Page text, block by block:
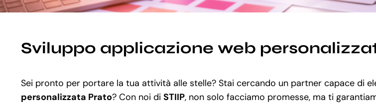
Sviluppo applicazione web
Sei pronto per portare la tua attività alle stelle? Stai cercando un partner capace di
personalizzata Prato? Con noi di STIIP, non solo facciamo promesse, ma ti